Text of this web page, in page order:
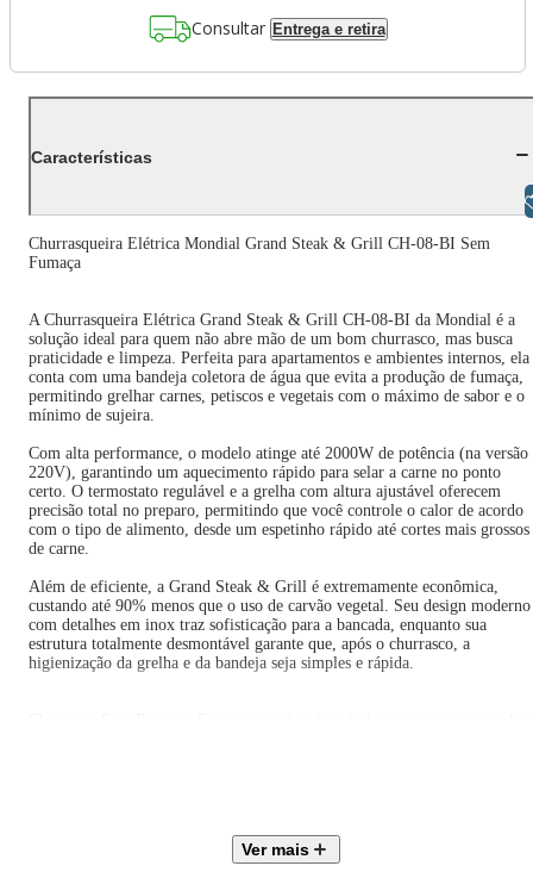
Consultar Entrega e retira
Características
Churrasqueira Elétrica Mondial Grand Steak & Grill CH-08-BI Sem
Fumaça
A Churrasqueira Elétrica Grand Steak & Grill CH-08-BI da Mondial é a
solução ideal para quem não abre mão de um bom churrasco, mas busca
praticidade e limpeza. Perfeita para apartamentos e ambientes internos, ela
conta com uma bandeja coletora de água que evita a produção de fumaça,
permitindo grelhar carnes, petiscos e vegetais com o máximo de sabor e o
mínimo de sujeira.
Com alta performance, o modelo atinge até 2000W de potência (na versão
220V), garantindo um aquecimento rápido para selar a carne no ponto
certo. O termostato regulável e a grelha com altura ajustável oferecem
precisão total no preparo, permitindo que você controle o calor de acordo
com o tipo de alimento, desde um espetinho rápido até cortes mais grossos
de carne.
Além de eficiente, a Grand Steak & Grill é extremamente econômica,
custando até 90% menos que o uso de carvão vegetal. Seu design moderno
com detalhes em inox traz sofisticação para a bancada, enquanto sua
estrutura totalmente desmontável garante que, após o churrasco, a
higienização da grelha e da bandeja seja simples e rápida.
Controle de Temperatura: Termostato de precisão para diferentes tipos de
Ver mais